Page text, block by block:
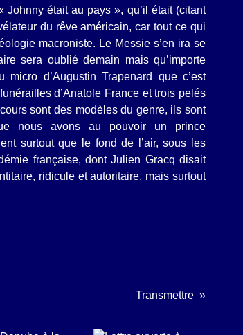
était au pays », qu’il était (citant
du rêve américain, car tout ce qui
macroniste. Le Messie s’en ira se
sera oublié demain mais qu’importe
d’Augustin Trapenard que c’est
d’Anatole France et trois pelés
sont des modèles du genre, ils sont
nous avons au pouvoir un prince
surtout que le fond de l’air, sous les
française, dont Julien Gracq disait
ridicule et autoritaire, mais surtout
Transmettre